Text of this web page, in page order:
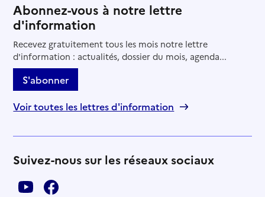
Abonnez-vous à notre lettre
d'information
Recevez gratuitement tous les mois notre lettre
d'information : actualités, dossier du mois, agenda...
S'abonner
Voir toutes les lettres d'information
Suivez-nous sur les réseaux sociaux